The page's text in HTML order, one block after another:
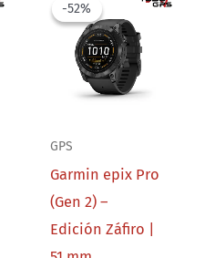
-52%
-52%
GPS
Garmin epix Pro
(Gen 2) –
Edición Záfiro |